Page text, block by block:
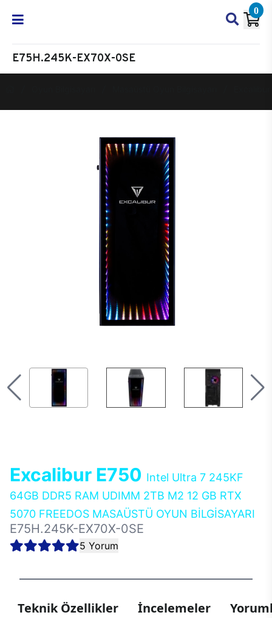
0
E75H.245K-EX70X-0SE
Excalibur E750 Intel Ultra 7 245KF
64GB DDR5 RAM UDIMM 2TB M2 12 GB RTX
5070 FREEDOS MASAÜSTÜ OYUN BİLGİSAYARI
E75H.245K-EX70X-0SE
5 Yorum
Teknik Özellikler İncelemeler